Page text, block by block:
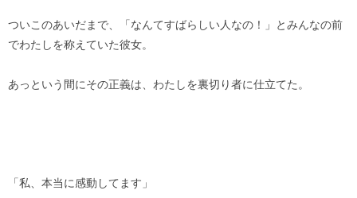
ついこのあいだまで、「なんてすばらしい人なの！」とみんなの前
でわたしを称えていた彼女。
あっという間にその正義は、わたしを裏切り者に仕立てた。
「私、本当に感動してます」